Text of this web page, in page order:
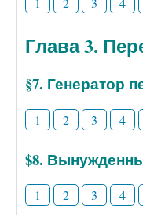
Глава 3.
§7. Генератор
1 2 3 4
$8.
1 2 3 4